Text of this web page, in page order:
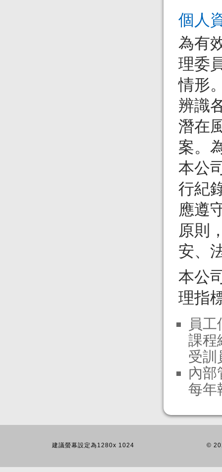
個人
為有
理委
情形
辨識
潛在
案。
本公
行紀
應遵
原則
安、
本公
理指
員
課程
受訓
內部
每年
建議螢幕設定為1280x 1024 ©